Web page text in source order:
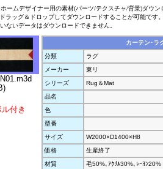
ームデザイナー用の素材(パーツ/テクスチャ/背景)ダウン
ラッグ＆ドロップしてダウンロードすることが可能です
ないデータはダウンロードできません。
付き
カーテン･ラ
分類
ラグ
メーカー
東リ
シリーズ
Rug＆Mat
品名
色
型番
サイズ
W2000×D1400×H8
価格
生産終了
材質
毛50%､ｱｸﾘﾙ30%､ﾚｰﾖﾝ20%